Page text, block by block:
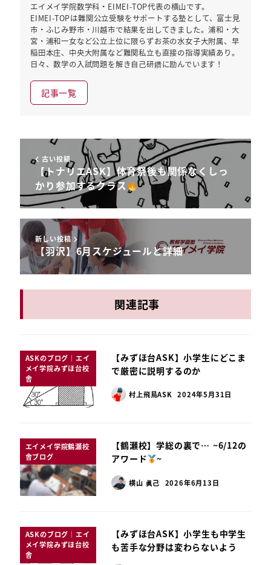
エイメイ学院数学科・EIMEI-TOP代表の横山です。
EIMEI-TOPは難関公立受験をサポートする塾として、富士見
市・ふじみ野市・川越市で結果を出してきました。浦和・大
宮・浦和一女など公立上位に限らずお茶の水女子大附属、早
稲田本庄、中央大附属など難関私立も直接の指導実績あり。
日々、数学の入試問題を解き自己研鑽に励んでいます！
記事一覧
古い投稿
【トナリエASK】体育祭後も関係なくしっ
かり参加するクラス
新しい投稿
【羽沢】6月スケジュールと詳細
関連記事
ASKのブログ｜エイ
メイ学院みずほ台校
舎
【みずほ台ASK】小学生にどこま
で厳密に説明するのか
村上飛鳥ASK 2024年5月31日
エイメイ学院鶴瀬校
舎ブログ
【鶴瀬校】学総の裏で… ~6/12の
アワード
~
横山 眞己 2026年6月13日
ASKのブログ｜エイ
メイ学院みずほ台校
舎
【みずほ台ASK】小学生も中学生
も苦手な分野は変わらないよう